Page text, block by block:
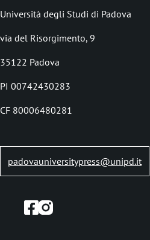
d
c
u
m
b
Università degli Studi di Padova
via del Risorgimento, 9
35122 Padova
PI 00742430283
CF 80006480281
padovauniversitypress@unipd.it